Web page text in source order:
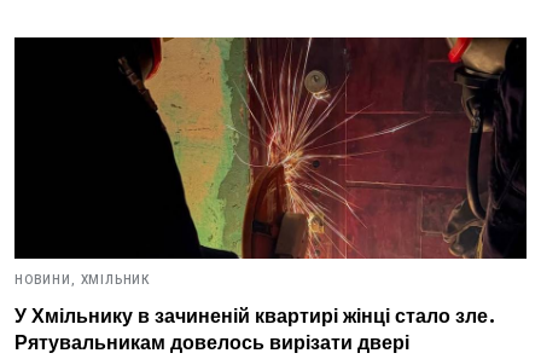
НОВИНИ, ХМІЛЬНИК
У Хмільнику в зачиненій квартирі жінці стало зле.
Рятувальникам довелось вирізати двері